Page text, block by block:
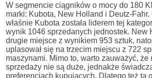
W segmencie ciągników o mocy do 180
marki: Kubota, New Holland i Deutz-
właśnie Kubota została liderem tej
wynik 1046 sprzedanych jednostek. New
drugie miejsce z wynikiem 953 sztuk,
uplasował się na trzecim miejscu z 722
maszynami. Mimo to, warto zauważyć, że
sprzedaży nie są duże, jednakże
preferencjach kupujących. Dlatego też ta